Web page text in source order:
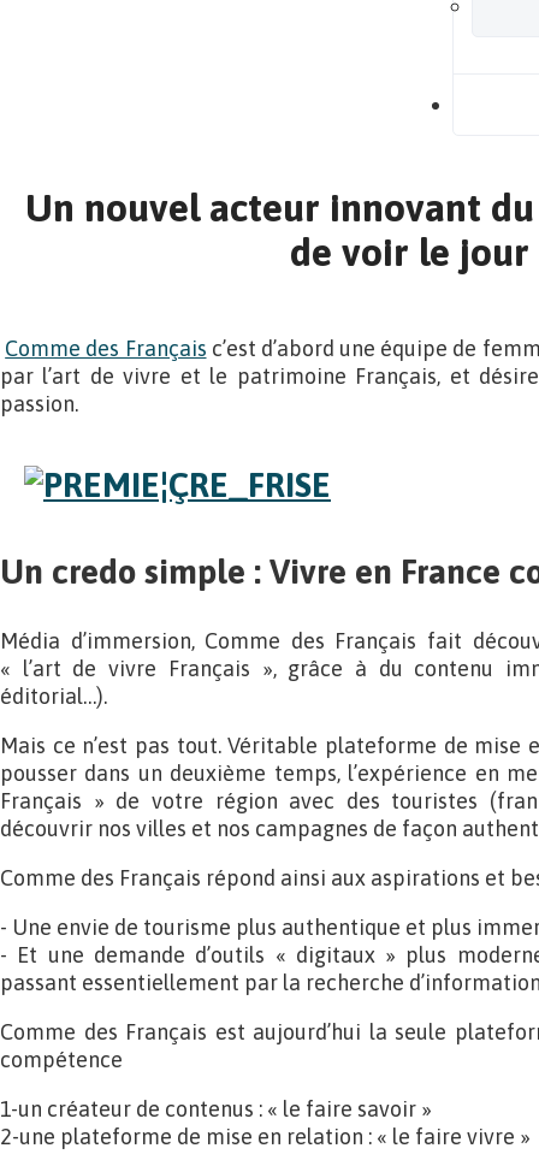
Un nouvel acteur innovant
de voir le jour
Comme des Français c’est d’abord une équipe de
par l’art de vivre et le patrimoine Français, et
passion.
Un credo simple : Vivre en France
Média d’immersion, Comme des Français fait
« l’art de vivre Français », grâce à du contenu
éditorial…).
Mais ce n’est pas tout. Véritable plateforme de mise
pousser dans un deuxième temps, l’expérience en
Français » de votre région avec des touristes
découvrir nos villes et nos campagnes de façon
Comme des Français répond ainsi aux aspirations et
- Une envie de tourisme plus authentique et plus
- Et une demande d’outils « digitaux » plus
passant essentiellement par la recherche
Comme des Français est aujourd’hui la seule
compétence
1-un créateur de contenus : « le faire savoir »
2-une plateforme de mise en relation : « le faire vivre »